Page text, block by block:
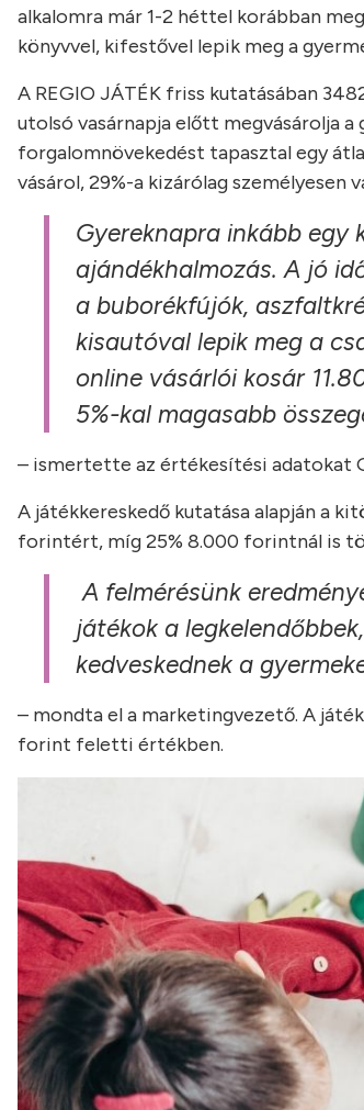
alkalomra már 1-2 héttel korábban
könyvvel, kifestővel lepik meg a
A REGIO JÁTÉK friss kutatásában
utolsó vasárnapja előtt megvásárolja
forgalomnövekedést tapasztal egy
vásárol, 29%-a kizárólag
Gyereknapra inkább egy
ajándékhalmozás. A jó
a buborékfújók,
kisautóval lepik meg a
online vásárlói kosár
5%-kal magasabb
– ismertette az értékesítési adatokat
A játékkereskedő kutatása alapján a
forintért, míg 25% 8.000 forintnál is
A felmérésünk
játékok a
kedveskednek a
– mondta el a marketingvezető. A
forint feletti értékben.